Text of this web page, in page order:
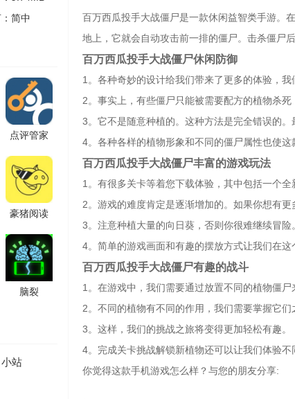
简中
点评管家
豪猪阅读
脑裂
站
百万西瓜投手大战僵尸是一款休闲益智类手游。
地上，它就会自动攻击前一排的僵尸。击杀僵尸
百万西瓜投手大战僵尸休闲防御
1。各种奇妙的设计给我们带来了更多的体验，我
2。事实上，有些僵尸只能被需要配方的植物杀死
3。它不是随意种植的。这种方法是完全错误的。
4。各种各样的植物形象和不同的僵尸属性也使这
百万西瓜投手大战僵尸丰富的游戏玩法
1。有很多关卡等着您下载体验，其中包括一个全
2。游戏的难度肯定是逐渐增加的。如果你想有更
3。注意种植大量的向日葵，否则你很难继续冒险。
4。简单的游戏画面和有趣的摆放方式让我们在这
百万西瓜投手大战僵尸有趣的战斗
1。在游戏中，我们需要通过放置不同的植物僵尸
2。不同的植物有不同的作用，我们需要掌握它们
3。这样，我们的挑战之旅将变得更加轻松有趣。
4。完成关卡挑战解锁新植物还可以让我们体验不
你觉得这款手机游戏怎么样？与您的朋友分享: